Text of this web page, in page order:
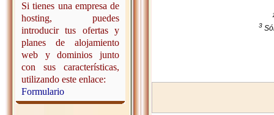
Si tienes una empresa de
hosting, puedes
introducir tus ofertas y
planes de alojamiento
web y dominios junto
con sus características,
utilizando este enlace:
Formulario
3